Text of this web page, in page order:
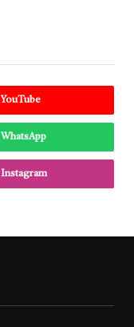
YouTube
WhatsApp
Instagram